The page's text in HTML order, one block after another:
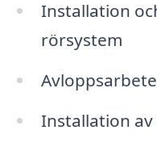
Installation
rörsystem
Installation